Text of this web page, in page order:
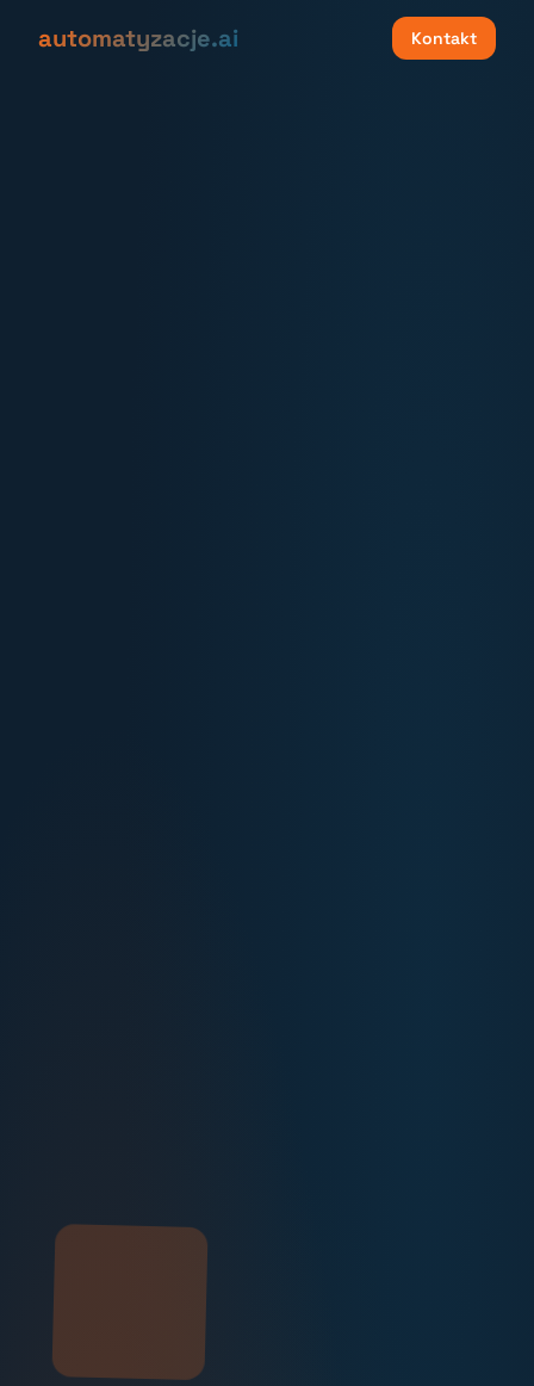
automatyzacje.ai Kontakt